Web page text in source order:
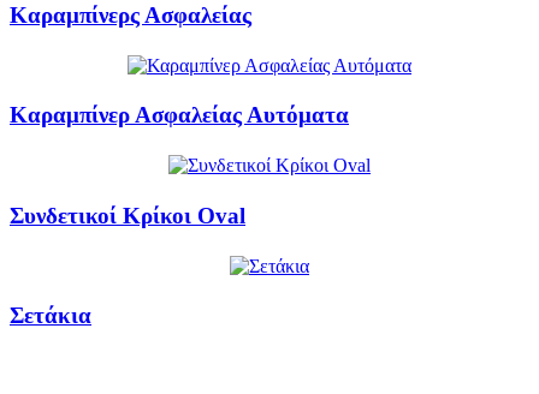
Καραμπίνερς Ασφαλείας
Καραμπίνερ Ασφαλείας Αυτόματα
Συνδετικοί Κρίκοι Oval
Σετάκια